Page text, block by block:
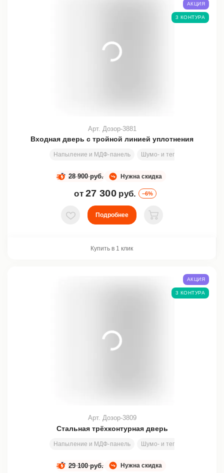
Входная дверь с тройной линией уплотнения
Напыление и МДФ-панель Шумо- и теплоизоляция
Арт. Дозор-3881
Нужна скидка
28 900 руб.
от 27 300 руб. –6%
АКЦИЯ
3 КОНТУРА
В избранное
Подробнее
В корзину
Купить в 1 клик
Стальная трёхконтурная дверь
Напыление и МДФ-панель Шумо- и теплоизоляция
Арт. Дозор-3809
Нужна скидка
29 100 руб.
АКЦИЯ
3 КОНТУРА